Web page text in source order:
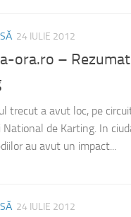
24 IULIE 2012
ora.ro –
trecut a avut loc, pe
de Karting. In
au avut un impact...
24 IULIE 2012